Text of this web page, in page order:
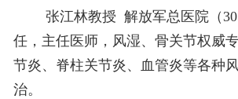
张江林教授 解放军总医院（
任，主任医师，风湿、骨关节权威
节炎、脊柱关节炎、血管炎等各种
治。